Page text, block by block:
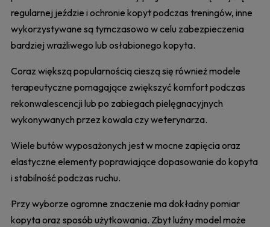
regularnej jeździe i ochronie kopyt podczas treningów, inne
wykorzystywane są tymczasowo w celu zabezpieczenia
bardziej wrażliwego lub osłabionego kopyta.
Coraz większą popularnością cieszą się również modele
terapeutyczne pomagające zwiększyć komfort podczas
rekonwalescencji lub po zabiegach pielęgnacyjnych
wykonywanych przez kowala czy weterynarza.
Wiele butów wyposażonych jest w mocne zapięcia oraz
elastyczne elementy poprawiające dopasowanie do kopyta
i stabilność podczas ruchu.
Przy wyborze ogromne znaczenie ma dokładny pomiar
kopyta oraz sposób użytkowania. Zbyt luźny model może